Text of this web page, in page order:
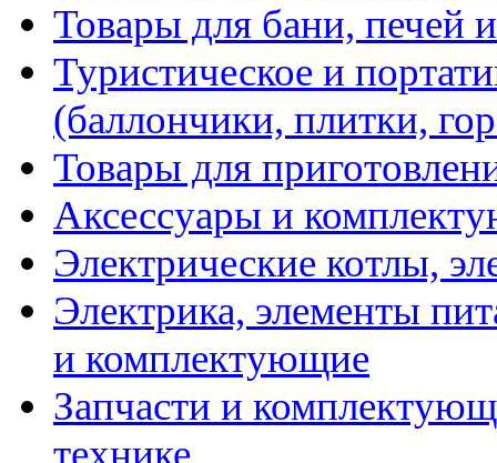
Товары для бани, печей
Туристическое и
(баллончики, плитки,
Товары для
Аксессуары и
Электрические котлы,
Электрика, элементы
и комплектующие
Запчасти и